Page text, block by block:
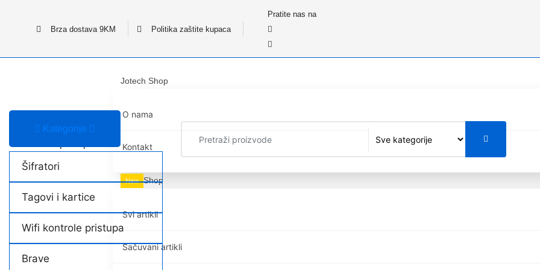
Brza dostava 9KM Politika zaštite kupaca
Pratite nas na
Jotech Shop
O nama
Kontakt
New Shop
Svi artikli
Sačuvani artikli
Kategorije
Šifratori
Tagovi i kartice
Wifi kontrole pristupa
Brave